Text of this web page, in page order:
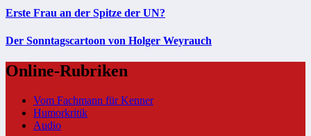
Erste Frau an der Spitze der UN?
Der Sonntagscartoon von Holger Weyrauch
Online-Rubriken
Vom Fachmann für Kenner
Humorkritik
Audio